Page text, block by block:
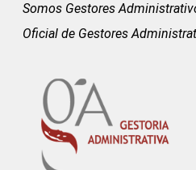
Somos Gestores
Oficial de Gestores